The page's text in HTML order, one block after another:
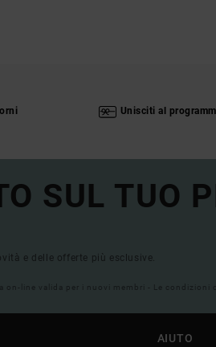
Unisciti al
SUL TUO
e delle offerte più esclusive.
on-line valida per i nuovi membri - Le
AIUTO